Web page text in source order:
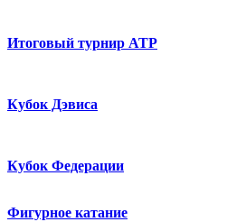
Итоговый турнир ATP
Кубок Дэвиса
Кубок Федерации
Фигурное катание